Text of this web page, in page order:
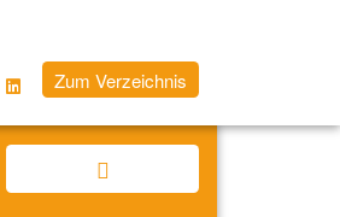
Zum Verzeichnis